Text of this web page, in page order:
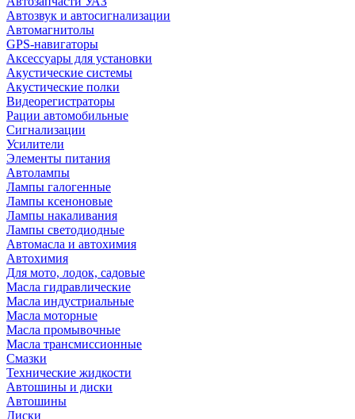
Автозвук и автосигнализации
Автомагнитолы
GPS-навигаторы
Аксессуары для установки
Акустические системы
Акустические полки
Видеорегистраторы
Рации автомобильные
Сигнализации
Усилители
Элементы питания
Автолампы
Лампы галогенные
Лампы ксеноновые
Лампы накаливания
Лампы светодиодные
Автомасла и автохимия
Автохимия
Для мото, лодок, садовые
Масла гидравлические
Масла индустриальные
Масла моторные
Масла промывочные
Масла трансмиссионные
Смазки
Технические жидкости
Автошины и диски
Автошины
Диски